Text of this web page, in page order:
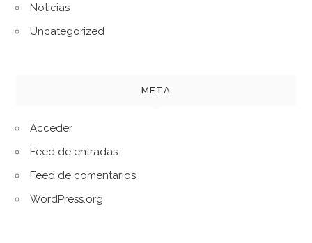
Noticias
Uncategorized
META
Acceder
Feed de entradas
Feed de comentarios
WordPress.org